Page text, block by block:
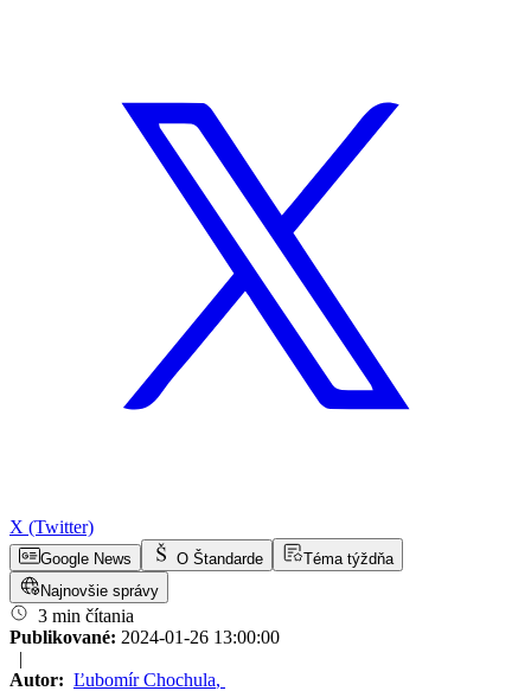
X (Twitter)
Google News O Štandarde
Téma týždňa
Najnovšie správy
3 min čítania
Publikované: 2024-01-26 13:00:00
|
Autor: Ľubomír Chochula,